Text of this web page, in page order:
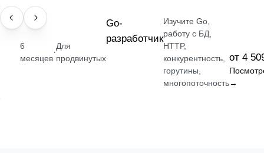
ПРОФЕССИЯ
6
месяцев
·
Для
продвинутых
Go-
разработчик
Изучите Go,
работу с БД,
HTTP,
конкурентность,
горутины,
многопоточность
от 4
→